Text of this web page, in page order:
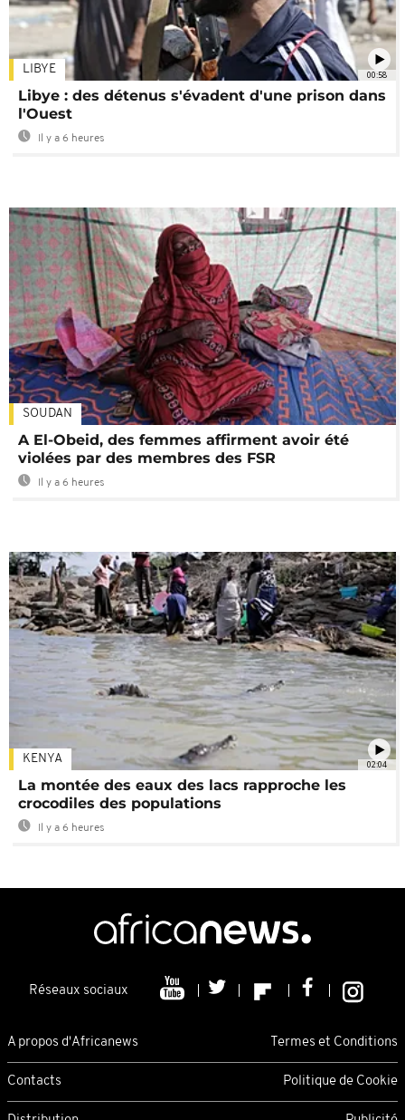
00:58
LIBYE
Libye : des détenus s'évadent d'une prison dans
l'Ouest
Il y a 6 heures
SOUDAN
A El-Obeid, des femmes affirment avoir été
violées par des membres des FSR
Il y a 6 heures
02:04
KENYA
La montée des eaux des lacs rapproche les
crocodiles des populations
Il y a 6 heures
Réseaux sociaux
A propos d'Africanews Termes et Conditions
Contacts Politique de Cookie